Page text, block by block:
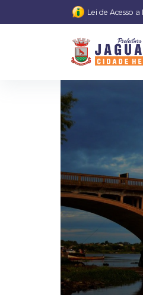
Lei de Acesso